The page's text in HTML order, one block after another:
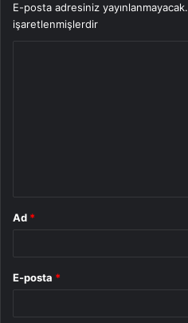
E-posta adresiniz yayınlanmayacak.
işaretlenmişlerdir
Ad *
E-posta *